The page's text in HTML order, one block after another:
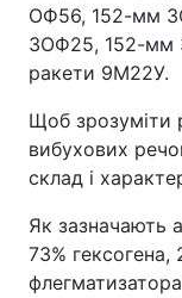
ОФ56, 152-мм
3ОФ25, 152-мм
ракети 9М22У.
Щоб зрозуміти
вибухових
склад і
Як зазначають
73% гексогена,